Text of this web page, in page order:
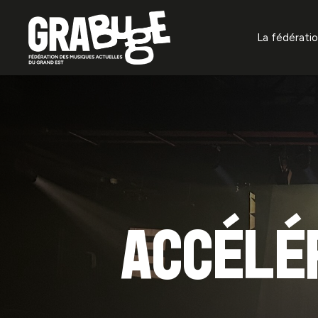
La
Annuaire
La